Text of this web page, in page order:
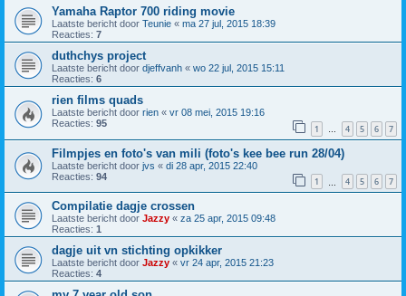
Yamaha Raptor 700 riding movie
Laatste bericht door Teunie « ma 27 jul, 2015 18:39
Reacties: 7
duthchys project
Laatste bericht door djeffvanh « wo 22 jul, 2015 15:11
Reacties: 6
rien films quads
Laatste bericht door rien « vr 08 mei, 2015 19:16
Reacties: 95 1 … 4 5 6 7
Filmpjes en foto's van mili (foto's kee bee run 28/04)
Laatste bericht door jvs « di 28 apr, 2015 22:40
Reacties: 94 1 4 5 6 7
Compilatie dagje crossen
Laatste bericht door Jazzy « za 25 apr, 2015 09:48
Reacties: 1
dagje uit vn stichting opkikker
Laatste bericht door Jazzy « vr 24 apr, 2015 21:23
Reacties: 4